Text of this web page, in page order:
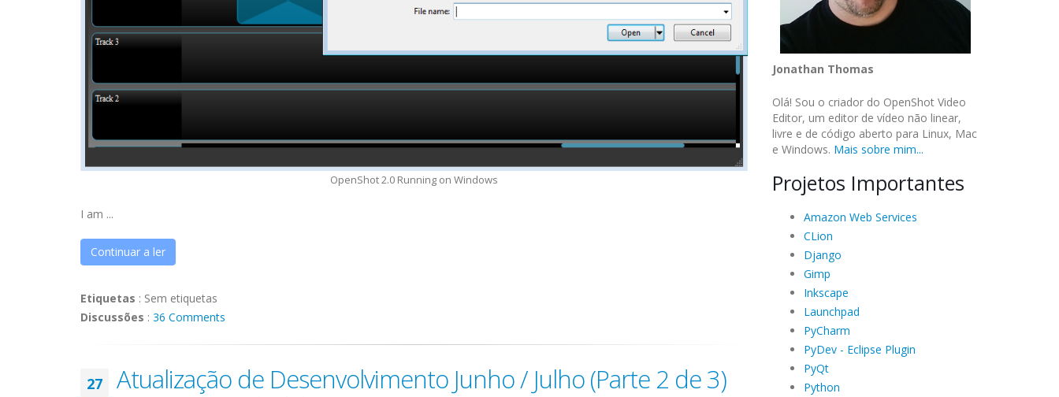
OpenShot 2.0 Running on Windows
I am ...
Continuar a ler
Etiquetas : Sem etiquetas
Discussões : 36 Comments
27 Atualização de Desenvolvimento Junho / Julho (Parte 2 de 3)
Jonathan Thomas
Olá! Sou o criador do OpenShot Video
Editor, um editor de vídeo não linear,
livre e de código aberto para Linux, Mac
e Windows. Mais sobre mim...
Projetos Importantes
Amazon Web Services
CLion
Django
Gimp
Inkscape
Launchpad
PyCharm
PyDev - Eclipse Plugin
PyQt
Python